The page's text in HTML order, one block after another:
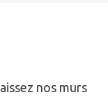
nos murs